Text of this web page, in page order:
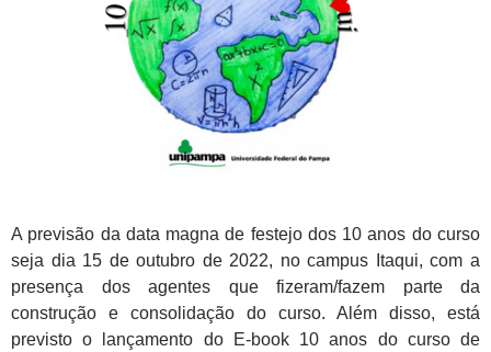
A previsão da data magna de festejo dos 10 anos do curso
seja dia 15 de outubro de 2022, no campus Itaqui, com a
presença dos agentes que fizeram/fazem parte da
construção e consolidação do curso. Além disso, está
previsto o lançamento do E-book 10 anos do curso de